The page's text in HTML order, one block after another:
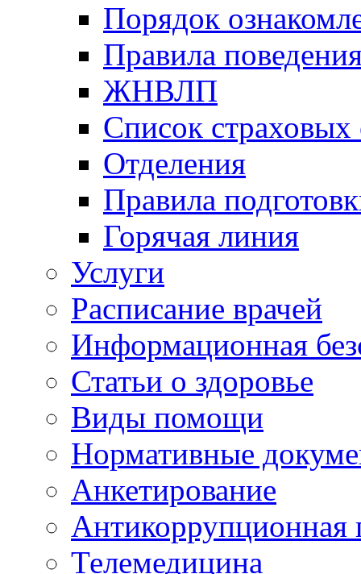
Порядок
Правила
ЖНВЛП
Список страховых
Отделения
Правила
Горячая линия
Услуги
Расписание врачей
Информационная
Статьи о здоровье
Виды помощи
Нормативные
Анкетирование
Антикоррупционная
Телемедицина